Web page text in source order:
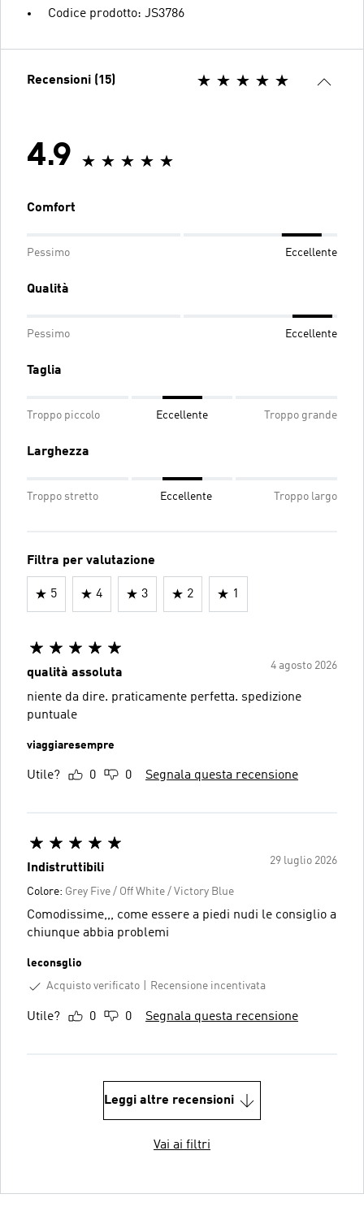
Codice prodotto: JS3786
Recensioni (15)
4.9
Comfort
Pessimo Eccellente
Qualità
Pessimo Eccellente
Taglia
Troppo piccolo Eccellente Troppo grande
Larghezza
Troppo stretto Eccellente Troppo largo
Filtra per valutazione
5 4 3 2 1
4 agosto 2026
qualità assoluta
niente da dire. praticamente perfetta. spedizione
puntuale
viaggiaresempre
Utile? 0 0 Segnala questa recensione
29 luglio 2026
Indistruttibili
Colore: Grey Five / Off White / Victory Blue
Comodissime,,, come essere a piedi nudi le consiglio a
chiunque abbia problemi
leconsglio
Acquisto verificato
Recensione incentivata
Utile? 0 0 Segnala questa recensione
Leggi altre recensioni
Vai ai filtri